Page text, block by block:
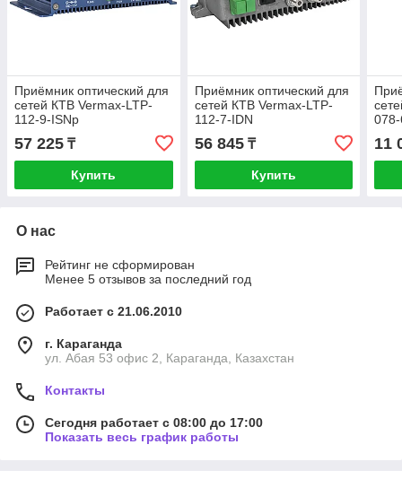
Приёмник оптический для
сетей КТВ Vermax-LTP-
112-9-ISNp
57 225 ₸
Купить
Приёмник оптический для
сетей КТВ Vermax-LTP-
112-7-IDN
56 845₸
Купить
11
О нас
Рейтинг не сформирован
Менее 5 отзывов за последний год
Работает с 21.06.2010
г. Караганда
ул. Абая 53 офис 2, Караганда, Казахстан
Контакты
Сегодня работает с 08:00 до 17:00
Показать весь график работы